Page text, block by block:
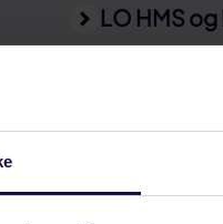
LO HMS